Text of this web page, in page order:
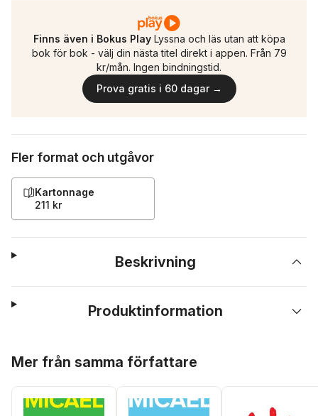
Finns även i Bokus Play Lyssna och läs utan att köpa
bok för bok - välj din nästa titel direkt i appen. Från 79
kr/mån. Ingen bindningstid.
Prova gratis i 60 dagar →
Fler format och utgåvor
Kartonnage
211 kr
Beskrivning
Produktinformation
Mer från samma författare